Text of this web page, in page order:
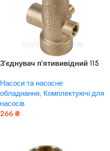
З’єднувач п’ятививідний 115
245г AQUATICA (779596)
Насоси та насосне
обладнання, Комплектуючі для
насосів
266 ₴